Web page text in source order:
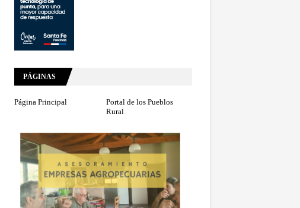
PÁGINAS
Página Principal
Portal de los Pueblos
Rural